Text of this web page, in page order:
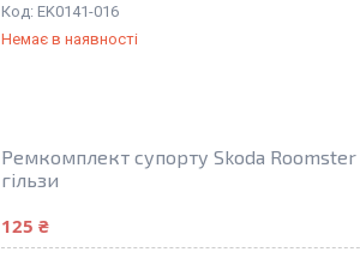
EK0141-016
Немає в наявності
Ремкомплект супорту Skoda
гільзи
125 ₴